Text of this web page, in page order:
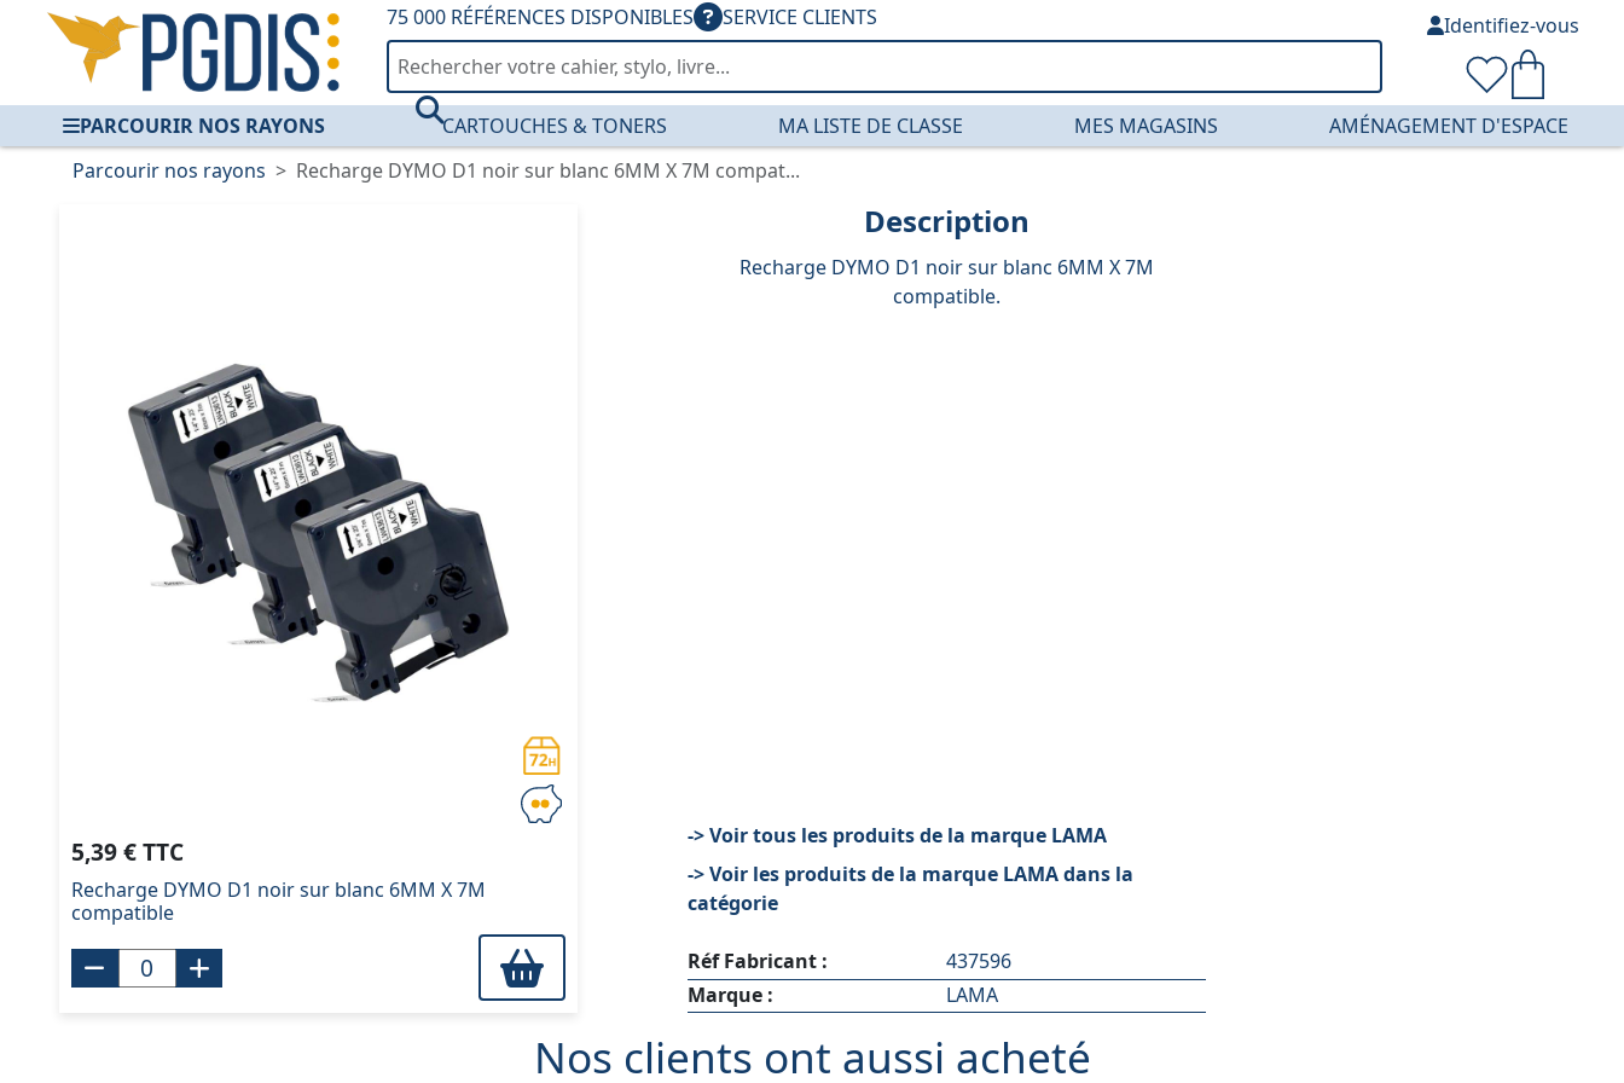
75 000 RÉFÉRENCES DISPONIBLES SERVICE CLIENTS
PARCOURIR NOS RAYONS CARTOUCHES & TONERS MA LISTE DE CLASSE MES MAGASINS AMÉNAGEMENT D'ESPACE
Identifiez-vous
Parcourir nos rayons Recharge DYMO D1 noir sur blanc 6MM X 7M compat...
5,39 € TTC
Recharge DYMO D1 noir sur blanc 6MM X 7M
compatible
Description
Recharge DYMO D1 noir sur blanc 6MM X 7M
compatible.
-> Voir tous les produits de la marque LAMA
-> Voir les produits de la marque LAMA dans la
catégorie
Réf Fabricant :
437596
Marque :
LAMA
Nos clients ont aussi acheté